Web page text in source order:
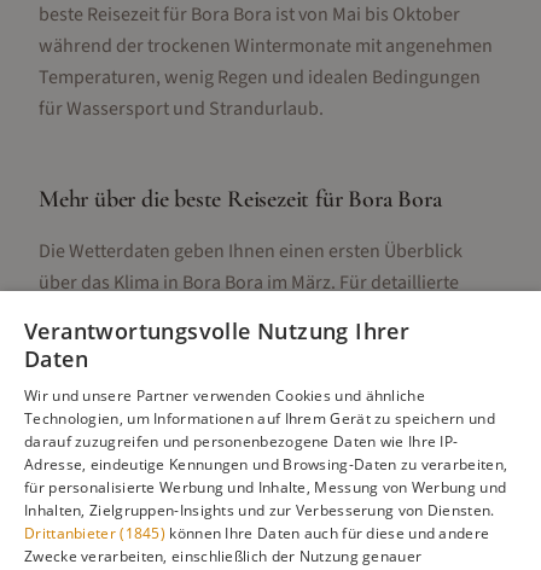
beste Reisezeit für Bora Bora ist von Mai bis Oktober
während der trockenen Wintermonate mit angenehmen
Temperaturen, wenig Regen und idealen Bedingungen
für Wassersport und Strandurlaub.
Mehr über die beste Reisezeit für Bora Bora
Die Wetterdaten geben Ihnen einen ersten Überblick
über das Klima in Bora Bora im März. Für detaillierte
Unterschieden, Aktivitäten und Reisetipps besuchen Sie
Alle Infos zur besten ReisezeitBora Bora
Verantwortungsvolle Nutzung Ihrer
Daten
Wir und unsere Partner verwenden Cookies und ähnliche
Technologien, um Informationen auf Ihrem Gerät zu speichern und
darauf zuzugreifen und personenbezogene Daten wie Ihre IP-
Adresse, eindeutige Kennungen und Browsing-Daten zu verarbeiten,
für personalisierte Werbung und Inhalte, Messung von Werbung und
Inhalten, Zielgruppen-Insights und zur Verbesserung von Diensten.
Drittanbieter (1845) können Ihre Daten auch für diese und andere
Zwecke verarbeiten, einschließlich der Nutzung genauer